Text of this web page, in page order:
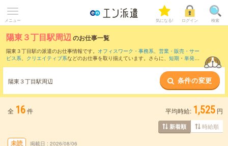
メニュー 気になる! ログイン 検索
陽東３丁目駅周辺のお仕事一覧
陽東３丁目駅の派遣のお仕事情報です。 オフィスワーク・事務系、 営業・販売・サー
ビス系、 クリエイティブ系などのお仕事を取り揃えています。さらに、 短期 ・ 単発な
また、宇都宮駅・岡本(栃木県)駅
など近隣駅のお仕事
もご確認いただけます。
陽東３丁目駅周辺 条件の変更
全 16件 平均時給: 1,525 円
新着順 時給順
未読 掲載日 2026/08/06